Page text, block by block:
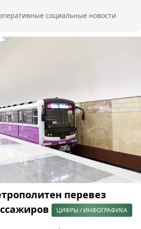
социальные новости
перевез
ЦИФРЫ / ИНФОГРАФИКА